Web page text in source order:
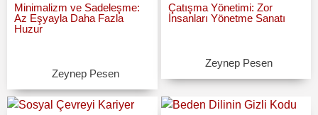
Minimalizm ve Sadeleşme:
Az Eşyayla Daha Fazla
Huzur
Zeynep Pesen
Çatışma Yönetimi: Zor
İnsanları Yönetme Sanatı
Zeynep Pesen